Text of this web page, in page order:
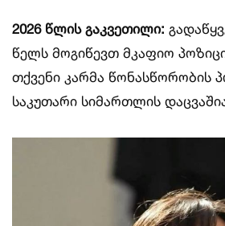
2026 წლის გაკვეთილი:
წელს მოგიწევთ მკაფიო
თქვენი კარმა წონასწორობის
საკუთარი სიმართლის